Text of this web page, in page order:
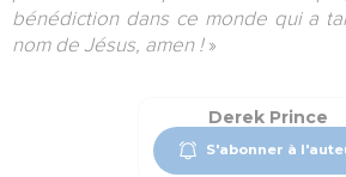
bénédiction dans ce monde qui a
nom de Jésus, amen ! »
Derek Prince
S'abonner à